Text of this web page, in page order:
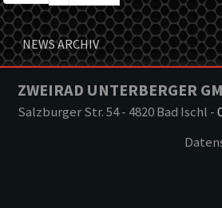
NEWS ARCHIV
ZWEIRAD UNTERBERGER
Salzburger Str. 54- 4820 Bad Ischl -